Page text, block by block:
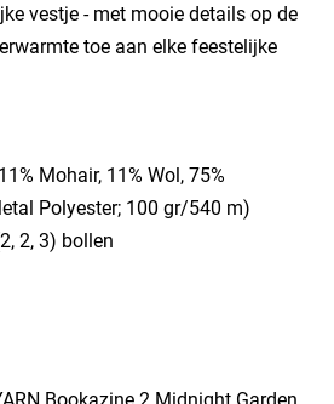
vestje - met mooie details op de
toe aan elke feestelijke
Mohair, 11% Wol, 75%
Polyester; 100 gr/540 m)
2, 3) bollen